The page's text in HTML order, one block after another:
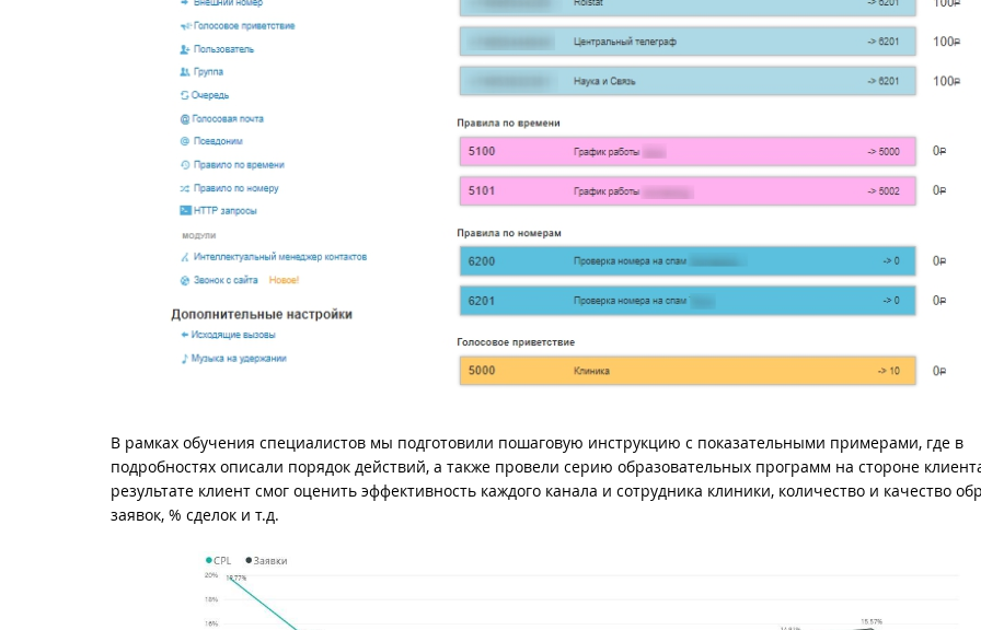
В рамках обучения специалистов мы подготовили пошаговую инструкцию с показательными примерами, где в
подробностях описали порядок действий, а также провели серию образовательных программ на стороне
результате клиент смог оценить эффективность каждого канала и сотрудника клиники, количество и качество
заявок, % сделок и т.д.